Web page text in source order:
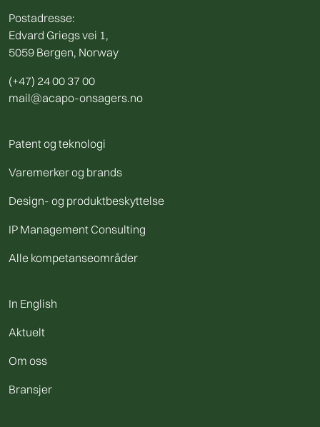
Postadresse:
Edvard Griegs vei 1,
5059 Bergen, Norway
(+47) 24 00 37 00
mail@acapo-onsagers.no
Patent og teknologi
Varemerker og brands
Design- og produktbeskyttelse
IP Management Consulting
Alle kompetanseområder
In English
Aktuelt
Om oss
Bransjer